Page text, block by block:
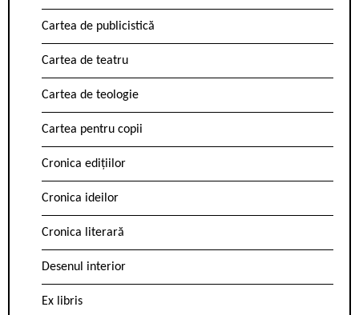
Cartea de publicistică
Cartea de teatru
Cartea de teologie
Cartea pentru copii
Cronica edițiilor
Cronica ideilor
Cronica literară
Desenul interior
Ex libris